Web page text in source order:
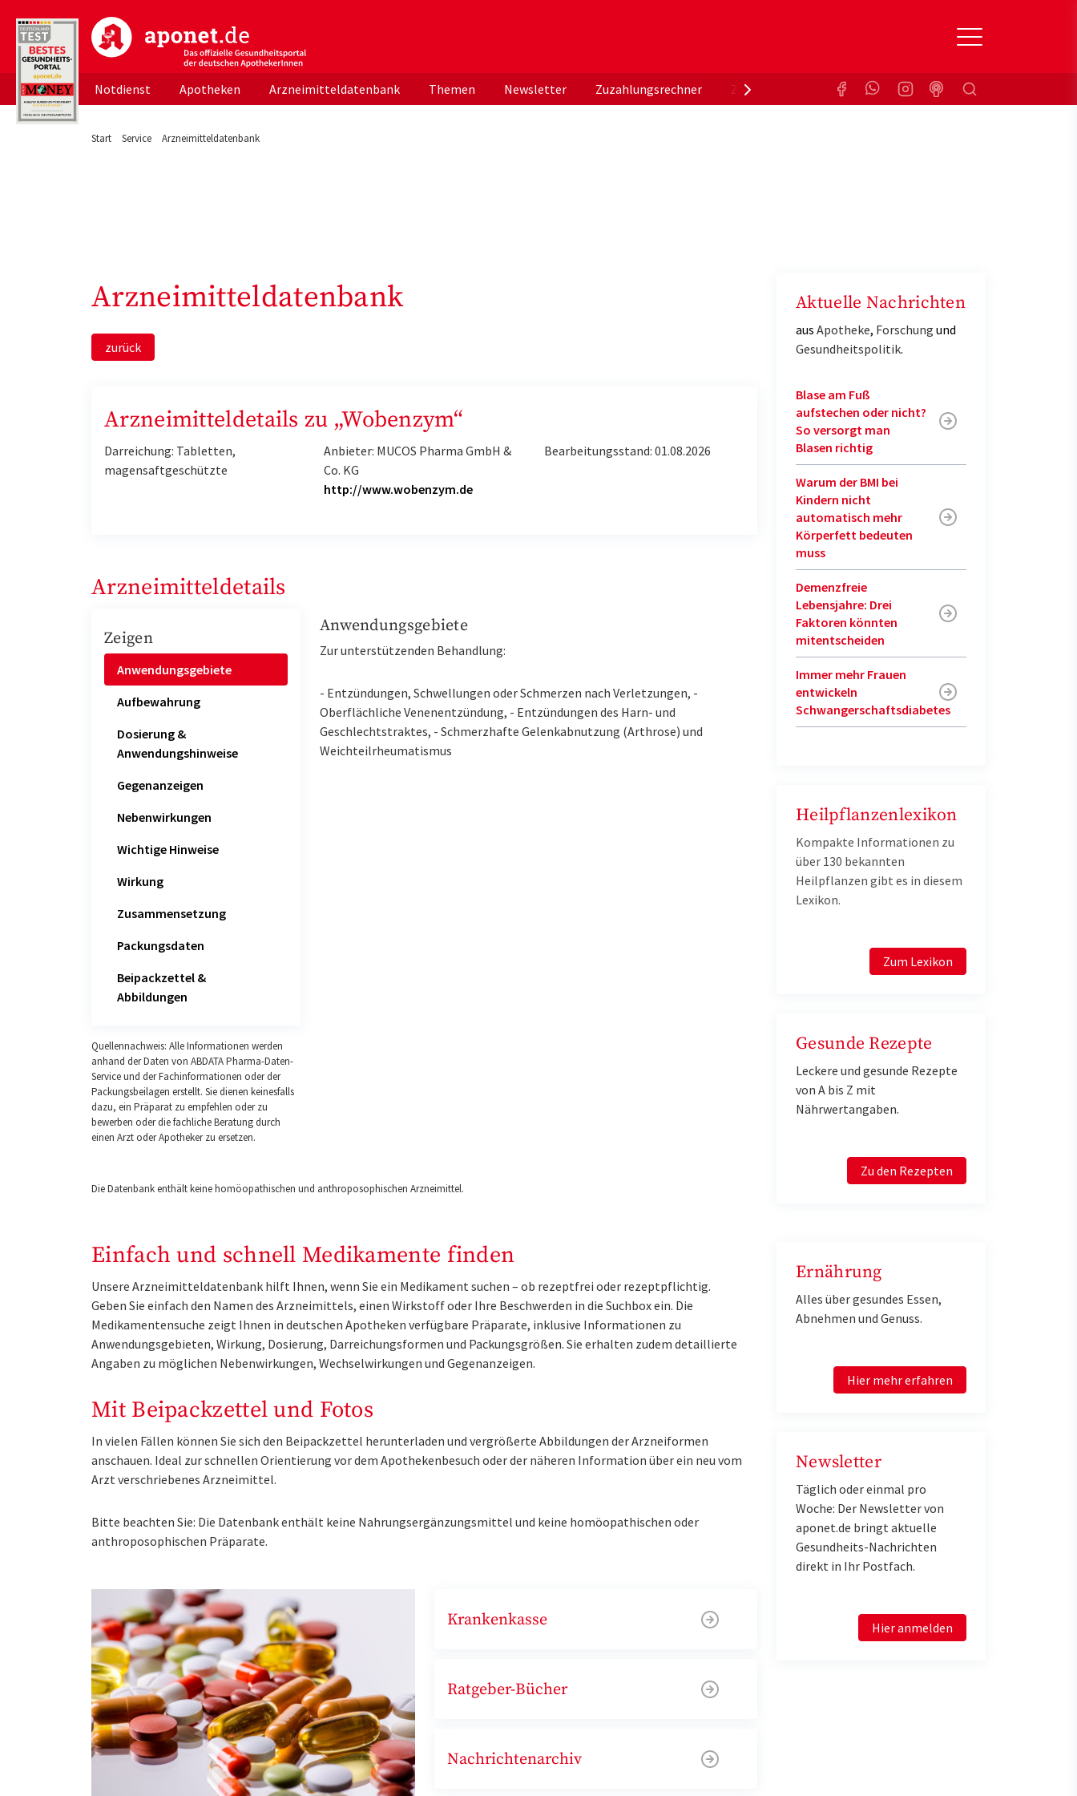
aponet.de - Das offizielle Gesundheitsportal der deutschen ApothekerInnen
Notdienst Apotheken Arzneimitteldatenbank Themen Newsletter Zuzahlungsrechner Zuzahlungsbefreiung KrankenkasseSuchen
Start Service Arzneimitteldatenbank
Arzneimitteldatenbank
zurück
Arzneimitteldetails zu „Wobenzym“
Darreichung: Tabletten,
magensaftgeschützte
Anbieter: MUCOS Pharma GmbH &
Co. KG
http://www.wobenzym.de
Bearbeitungsstand: 01.08.2026
Arzneimitteldetails
Zeigen
Anwendungsgebiete
Aufbewahrung
Dosierung &
Anwendungshinweise
Gegenanzeigen
Nebenwirkungen
Wichtige Hinweise
Wirkung
Zusammensetzung
Packungsdaten
Beipackzettel &
Abbildungen
Quellennachweis: Alle Informationen werden
anhand der Daten von ABDATA Pharma-Daten-
Service und der Fachinformationen oder der
Packungsbeilagen erstellt. Sie dienen keinesfalls
dazu, ein Präparat zu empfehlen oder zu
bewerben oder die fachliche Beratung durch
einen Arzt oder Apotheker zu ersetzen.
Anwendungsgebiete
Zur unterstützenden Behandlung:
- Entzündungen, Schwellungen oder Schmerzen nach Verletzungen, -
Oberflächliche Venenentzündung, - Entzündungen des Harn- und
Geschlechtstraktes, - Schmerzhafte Gelenkabnutzung (Arthrose) und
Weichteilrheumatismus
Die Datenbank enthält keine homöopathischen und anthroposophischen Arzneimittel.
Einfach und schnell Medikamente finden
Unsere Arzneimitteldatenbank hilft Ihnen, wenn Sie ein Medikament suchen – ob rezeptfrei oder rezeptpflichtig.
Geben Sie einfach den Namen des Arzneimittels, einen Wirkstoff oder Ihre Beschwerden in die Suchbox ein. Die
Medikamentensuche zeigt Ihnen in deutschen Apotheken verfügbare Präparate, inklusive Informationen zu
Anwendungsgebieten, Wirkung, Dosierung, Darreichungsformen und Packungsgrößen. Sie erhalten zudem detaillierte
Angaben zu möglichen Nebenwirkungen, Wechselwirkungen und Gegenanzeigen.
Mit Beipackzettel und Fotos
In vielen Fällen können Sie sich den Beipackzettel herunterladen und vergrößerte Abbildungen der Arzneiformen
anschauen. Ideal zur schnellen Orientierung vor dem Apothekenbesuch oder der näheren Information über ein neu vom
Arzt verschriebenes Arzneimittel.
Bitte beachten Sie: Die Datenbank enthält keine Nahrungsergänzungsmittel und keine homöopathischen oder
anthroposophischen Präparate.
Krankenkasse
Ratgeber-Bücher
Nachrichtenarchiv
Aktuelle Nachrichten
aus Apotheke, Forschung und
Gesundheitspolitik.
Blase am Fuß
aufstechen oder nicht?
So versorgt man
Blasen richtig
Warum der BMI bei
Kindern nicht
automatisch mehr
Körperfett bedeuten
muss
Demenzfreie
Lebensjahre: Drei
Faktoren könnten
mitentscheiden
Immer mehr Frauen
entwickeln
Schwangerschaftsdiabetes
Heilpflanzenlexikon
Kompakte Informationen zu
über 130 bekannten
Heilpflanzen gibt es in diesem
Lexikon.
Zum Lexikon
Gesunde Rezepte
Leckere und gesunde Rezepte
von A bis Z mit
Nährwertangaben.
Zu den Rezepten
Ernährung
Alles über gesundes Essen,
Abnehmen und Genuss.
Hier mehr erfahren
Newsletter
Täglich oder einmal pro
Woche: Der Newsletter von
aponet.de bringt aktuelle
Gesundheits-Nachrichten
direkt in Ihr Postfach.
Hier anmelden